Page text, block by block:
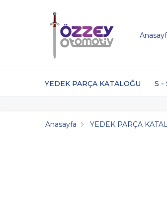
YEDEK PARÇA KATALOĞU S -
Anasayfa YEDEK PARÇA